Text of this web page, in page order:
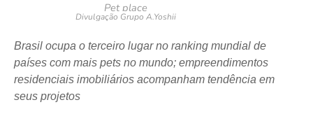
Pet place
Divulgação Grupo A.Yoshii
Brasil ocupa o terceiro lugar no ranking mundial de
países com mais pets no mundo; empreendimentos
residenciais imobiliários acompanham tendência em
seus projetos